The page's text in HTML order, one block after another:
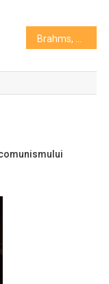
Brahms, Edvard Grieg, Ralph Vaughan Williams și Benjamin Britten la Filarmonică